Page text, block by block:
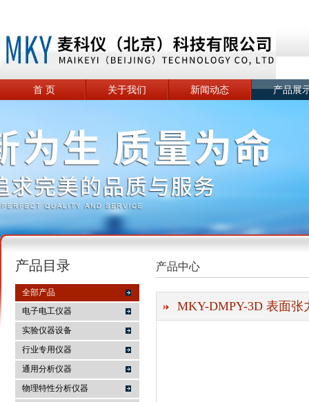
麦科仪（北京）科技有限公司
首 页 关于我们 新闻动态 产品展
产品目录
全部产品
电子电工仪器
实验仪器设备
行业专用仪器
通用分析仪器
物理特性分析仪器
产品中心
MKY-DMPY-3D 表面张